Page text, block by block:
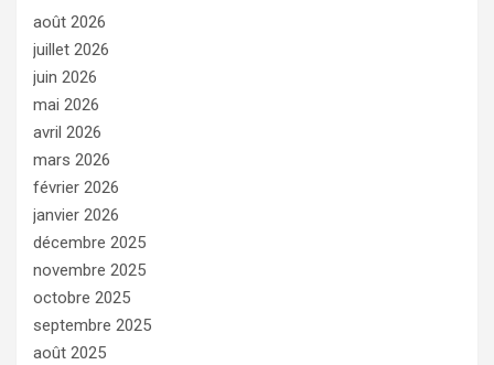
août 2026
juillet 2026
juin 2026
mai 2026
avril 2026
mars 2026
février 2026
janvier 2026
décembre 2025
novembre 2025
octobre 2025
septembre 2025
août 2025